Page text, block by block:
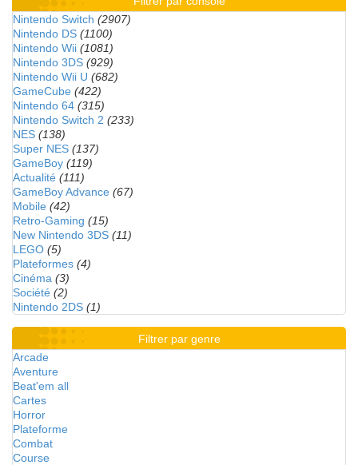
Nintendo Switch (2907)
Nintendo DS (1100)
Nintendo Wii (1081)
Nintendo 3DS (929)
Nintendo Wii U (682)
GameCube (422)
Nintendo 64 (315)
Nintendo Switch 2 (233)
NES (138)
Super NES (137)
GameBoy (119)
Actualité (111)
GameBoy Advance (67)
Mobile (42)
Retro-Gaming (15)
New Nintendo 3DS (11)
LEGO (5)
Plateformes (4)
Cinéma (3)
Société (2)
Nintendo 2DS (1)
Filtrer par genre
Arcade
Aventure
Beat'em all
Cartes
Horror
Plateforme
Combat
Course